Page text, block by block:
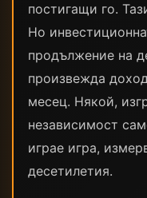
постигащи го.
Но
продължение на
произвежда
месец. Някой,
независимост
играе игра,
десетилетия.